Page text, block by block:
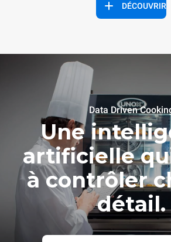
DÉCOUVRIR
Data Driven
Une
artificielle
à contrôler
détail.